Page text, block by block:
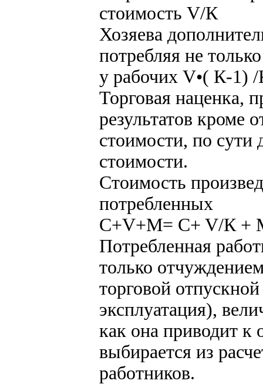
стоимость V/К
Хозяева
потребляя не
у рабочих V•( К-1)
Торговая наценка,
результатов кроме
стоимости, по сути
стоимости.
Стоимость
потребленных
C+V+M= C+ V/К +
Потребленная
только
торговой
эксплуатация),
как она приводит
выбирается из
работников.